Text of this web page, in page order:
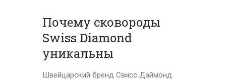
Почему сковороды
Swiss Diamond
уникальны
Швейцарский бренд Свисс Даймонд